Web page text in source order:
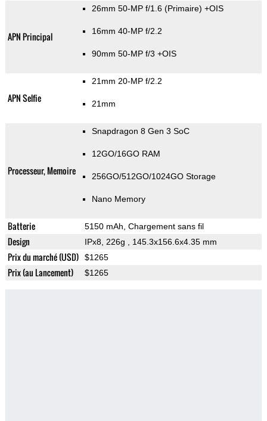
APN Principal
26mm 50-MP f/1.6 (Primaire) +OIS
16mm 40-MP f/2.2
90mm 50-MP f/3 +OIS
APN Selfie
21mm 20-MP f/2.2
21mm
Processeur, Memoire
Snapdragon 8 Gen 3 SoC
12GO/16GO RAM
256GO/512GO/1024GO Storage
Nano Memory
Batterie 5150 mAh, Chargement sans fil
Design IPx8, 226g , 145.3x156.6x4.35 mm
Prix du marché (USD) $1265
Prix (au Lancement) $1265